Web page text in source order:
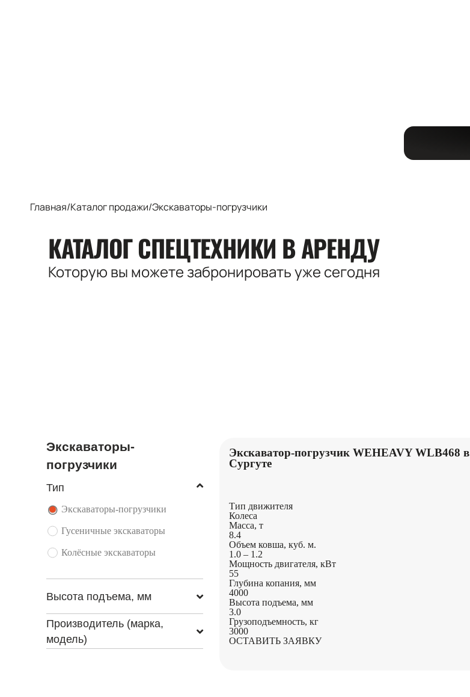
Главная/Каталог продажи/Экскаваторы-погрузчики
КАТАЛОГ СПЕЦТЕХНИКИ В АРЕНДУ
Которую вы можете забронироватьуже сегодня
Экскаваторы-
погрузчики
Тип
Экскаваторы-погрузчики
Гусеничные экскаваторы
Колёсные экскаваторы
Высота подъема, мм
Производитель (марка,
модель)
Экскаватор-погрузчик WEHEAVY WLB468 в
Сургуте
Тип движителя
Колеса
Масса, т
8.4
Объем ковша, куб. м.
1.0 – 1.2
Мощность двигателя, кВт
55
Глубина копания, мм
4000
Высота подъема, мм
3.0
Грузоподъемность, кг
3000
ОСТАВИТЬ ЗАЯВКУ